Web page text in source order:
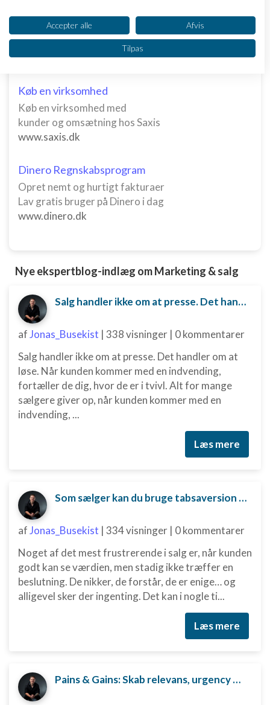
Lav løn på et øjeblik–nemt, sikkert
og billigt. Opret gratis konto.
www.danlon.dk/
Køb en virksomhed
Køb en virksomhed med
kunder og omsætning hos Saxis
www.saxis.dk
Dinero Regnskabsprogram
Opret nemt og hurtigt fakturaer
Lav gratis bruger på Dinero i dag
www.dinero.dk
Nye ekspertblog-indlæg om Marketing & salg
Salg handler ikke om at presse. Det handler om at løse.
afJonas_Busekist | 338 visninger | 0 kommentarer
Salg handler ikke om at presse. Det handler om at
løse. Når kunden kommer med en indvending,
fortæller de dig, hvor de er i tvivl. Alt for mange
sælgere giver op, når kunden kommer med en
indvending, ...
Læs mere
Som sælger kan du bruge tabsaversion til at skubbe kunden mod en beslutning.
afJonas_Busekist | 334 visninger | 0 kommentarer
Noget af det mest frustrerende i salg er, når kunden
godt kan se værdien, men stadig ikke træffer en
beslutning. De nikker, de forstår, de er enige… og
alligevel sker der ingenting. Det kan i nogle ti...
Læs mere
Pains & Gains: Skab relevans, urgency og beslutningskraft i dit salg
Se partnerliste (2 IAB-leverandører)
Vi bruger dine data til følgende formål:
IAB's behandlingsformål:
Bruge begrænsede oplysninger til at vælge
annoncering
Oprette profiler til tilpasset annoncering
Bruge profiler til at vælge tilpasset
annoncering
Oprette profiler for at tilpasse indhold
Måle indholdseffektivitet
Forstå målgrupper gennem statistikker eller
kombinationer af oplysninger fra forskellige
kilder
Bruge begrænsede oplysninger til at vælge
indhold
IAB Special Features:
Bruge præcise geografiske
Nødvendig
Ydeevne
Funktionel
Annoncering / marketing
Accepter alle Afvis
Tilpas